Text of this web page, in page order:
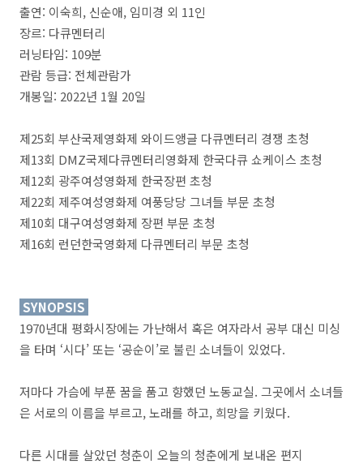
출연: 이숙희, 신순애, 임미경 외 11인
장르: 다큐멘터리
러닝타임: 109분
관람 등급: 전체관람가
개봉일: 2022년 1월 20일
제25회 부산국제영화제 와이드앵글 다큐멘터리 경쟁 초청
제13회 DMZ국제다큐멘터리영화제 한국다큐 쇼케이스 초청
제12회 광주여성영화제 한국장편 초청
제22회 제주여성영화제 여풍당당 그녀들 부문 초청
제10회 대구여성영화제 장편 부문 초청
제16회 런던한국영화제 다큐멘터리 부문 초청
SYNOPSIS
1970년대 평화시장에는 가난해서 혹은 여자라서 공부 대신 미싱
을 타며 ‘시다’ 또는 ‘공순이’로 불린 소녀들이 있었다.
저마다 가슴에 부푼 꿈을 품고 향했던 노동교실. 그곳에서 소녀들
은 서로의 이름을 부르고, 노래를 하고, 희망을 키웠다.
다른 시대를 살았던 청춘이 오늘의 청춘에게 보내온 편지